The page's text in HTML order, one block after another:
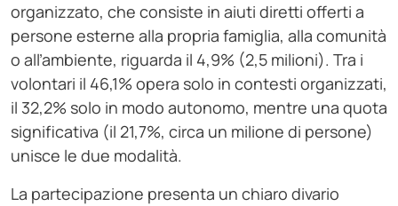
organizzato, che consiste in aiuti diretti offerti a
persone esterne alla propria famiglia, alla comunità
o all’ambiente, riguarda il 4,9% (2,5 milioni). Tra i
volontari il 46,1% opera solo in contesti organizzati,
il 32,2% solo in modo autonomo, mentre una quota
significativa (il 21,7%, circa un milione di persone)
unisce le due modalità.
La partecipazione presenta un chiaro divario